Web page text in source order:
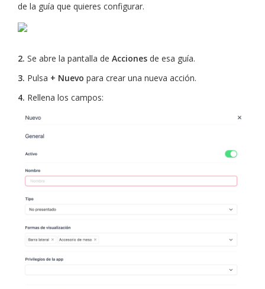
de la guía que quieres configurar.
2. Se abre la pantalla de Acciones de esa guía.
3. Pulsa + Nuevo para crear una nueva acción.
4. Rellena los campos: